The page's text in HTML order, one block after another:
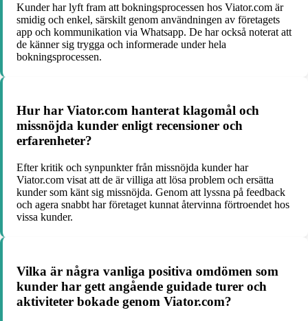
Kunder har lyft fram att bokningsprocessen hos Viator.com är
smidig och enkel, särskilt genom användningen av företagets
app och kommunikation via Whatsapp. De har också noterat att
de känner sig trygga och informerade under hela
bokningsprocessen.
Hur har Viator.com hanterat klagomål och
missnöjda kunder enligt recensioner och
erfarenheter?
Efter kritik och synpunkter från missnöjda kunder har
Viator.com visat att de är villiga att lösa problem och ersätta
kunder som känt sig missnöjda. Genom att lyssna på feedback
och agera snabbt har företaget kunnat återvinna förtroendet hos
vissa kunder.
Vilka är några vanliga positiva omdömen som
kunder har gett angående guidade turer och
aktiviteter bokade genom Viator.com?